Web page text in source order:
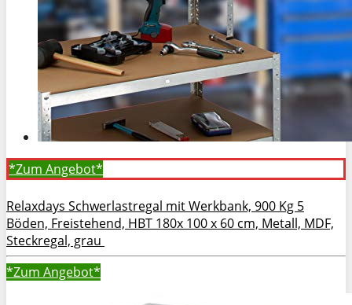
*Zum Angebot*
Relaxdays Schwerlastregal mit Werkbank, 900 Kg 5
Böden, Freistehend, HBT 180x 100 x 60 cm, Metall, MDF,
Steckregal, grau
*Zum Angebot*